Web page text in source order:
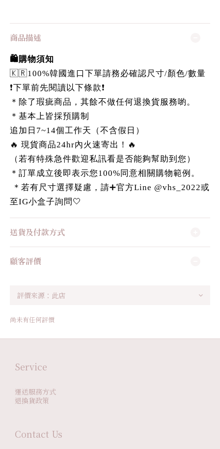
商品描述
🛍️購物須知
🇰🇷100%韓國進口下單請務必確認尺寸/顏色/數量
❗️下單前先閱讀以下條款❗️
＊除了瑕疵商品，其餘不做任何退換貨服務喲。
＊基本上皆採預購制
追加日7~14個工作天（不含假日）
🔥 現貨商品24hr內火速寄出！🔥
（若有特殊急件歡迎私訊看是否能夠幫助到您）
＊訂單成立後即表示您100%同意相關購物範例。
＊若有尺寸選擇疑慮，請➕官方Line @vhs_2022或
至IG小盒子詢問🤍
送貨及付款方式
顧客評價
尚未有任何評價
Service
運送服務方式
退換貨政策
Contact Us